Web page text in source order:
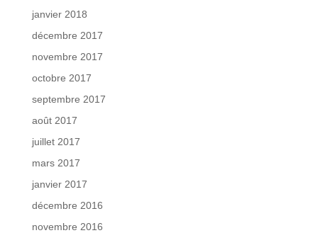
janvier 2018
décembre 2017
novembre 2017
octobre 2017
septembre 2017
août 2017
juillet 2017
mars 2017
janvier 2017
décembre 2016
novembre 2016